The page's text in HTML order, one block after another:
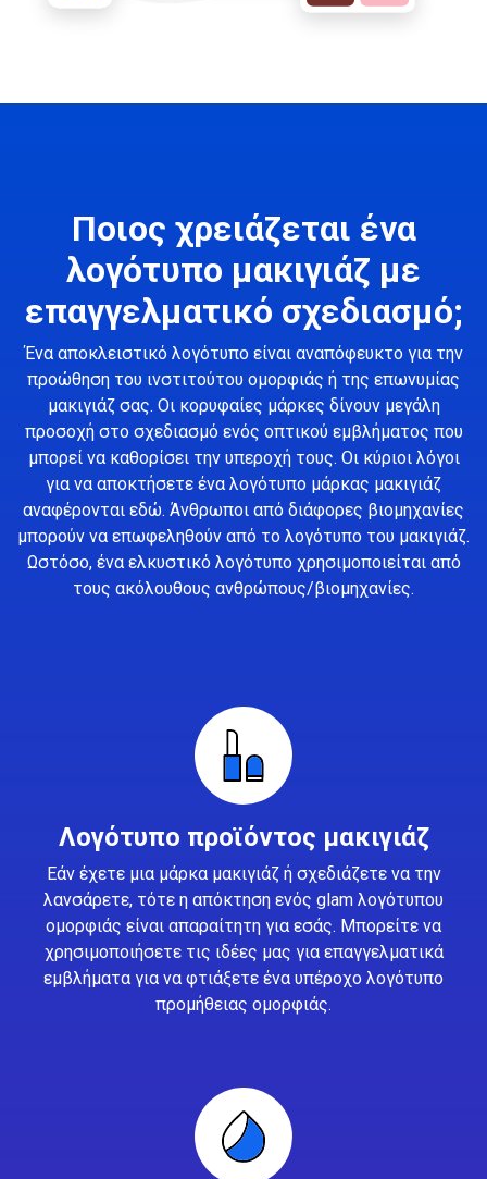
Ποιος χρειάζεται ένα
λογότυπο μακιγιάζ με
επαγγελματικό σχεδιασμό;
Ένα αποκλειστικό λογότυπο είναι αναπόφευκτο για την
προώθηση του ινστιτούτου ομορφιάς ή της επωνυμίας
μακιγιάζ σας. Οι κορυφαίες μάρκες δίνουν μεγάλη
προσοχή στο σχεδιασμό ενός οπτικού εμβλήματος που
μπορεί να καθορίσει την υπεροχή τους. Οι κύριοι λόγοι
για να αποκτήσετε ένα λογότυπο μάρκας μακιγιάζ
αναφέρονται εδώ. Άνθρωποι από διάφορες βιομηχανίες
μπορούν να επωφεληθούν από το λογότυπο του μακιγιάζ.
Ωστόσο, ένα ελκυστικό λογότυπο χρησιμοποιείται από
τους ακόλουθους ανθρώπους/βιομηχανίες.
Λογότυπο προϊόντος μακιγιάζ
Εάν έχετε μια μάρκα μακιγιάζ ή σχεδιάζετε να την
λανσάρετε, τότε η απόκτηση ενός glam λογότυπου
ομορφιάς είναι απαραίτητη για εσάς. Μπορείτε να
χρησιμοποιήσετε τις ιδέες μας για επαγγελματικά
εμβλήματα για να φτιάξετε ένα υπέροχο λογότυπο
προμήθειας ομορφιάς.